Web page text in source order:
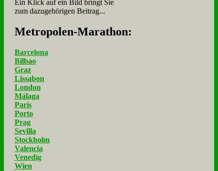
Ein Klick auf ein Bild bringt Sie
zum dazugehörigen Beitrag...
Me­tro­po­len-Ma­ra­thon:
Barcelona
Bilbao
Graz
Lissabon
London
Málaga
Paris
Porto
Prag
Sevilla
Stockholm
Valencia
Venedig
Wien